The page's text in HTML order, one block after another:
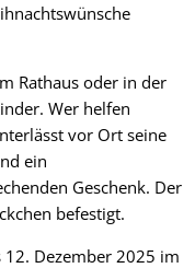
Rathaus oder in der
Wer helfen
vor Ort seine
ein
Geschenk. Der
befestigt.
12. Dezember 2025 im